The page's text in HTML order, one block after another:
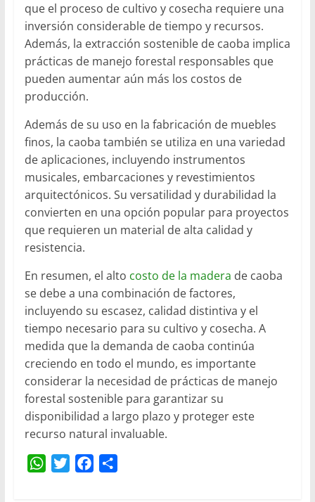
que el proceso de cultivo y cosecha requiere una
inversión considerable de tiempo y recursos.
Además, la extracción sostenible de caoba implica
prácticas de manejo forestal responsables que
pueden aumentar aún más los costos de
producción.
Además de su uso en la fabricación de muebles
finos, la caoba también se utiliza en una variedad
de aplicaciones, incluyendo instrumentos
musicales, embarcaciones y revestimientos
arquitectónicos. Su versatilidad y durabilidad la
convierten en una opción popular para proyectos
que requieren un material de alta calidad y
resistencia.
En resumen, el alto costo de la madera de caoba
se debe a una combinación de factores,
incluyendo su escasez, calidad distintiva y el
tiempo necesario para su cultivo y cosecha. A
medida que la demanda de caoba continúa
creciendo en todo el mundo, es importante
considerar la necesidad de prácticas de manejo
forestal sostenible para garantizar su
disponibilidad a largo plazo y proteger este
recurso natural invaluable.
W